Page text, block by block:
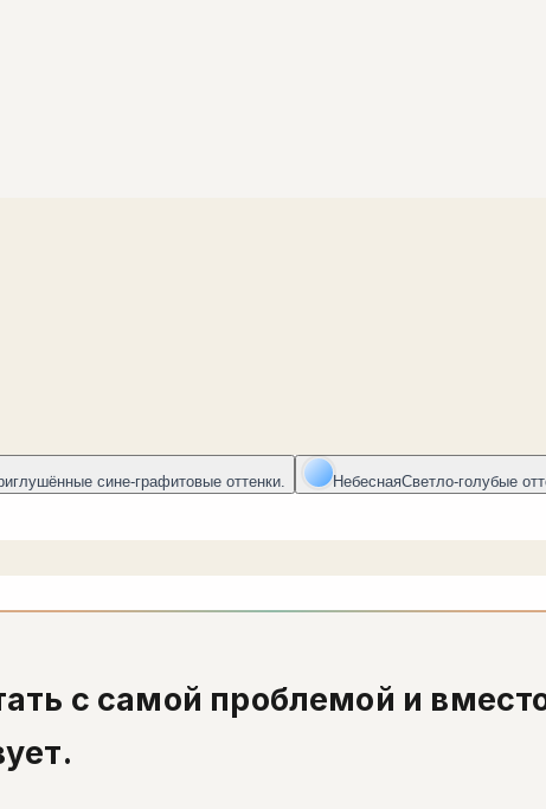
сине-графитовые оттенки. НебеснаяСветло-голубые
с самой проблемой и